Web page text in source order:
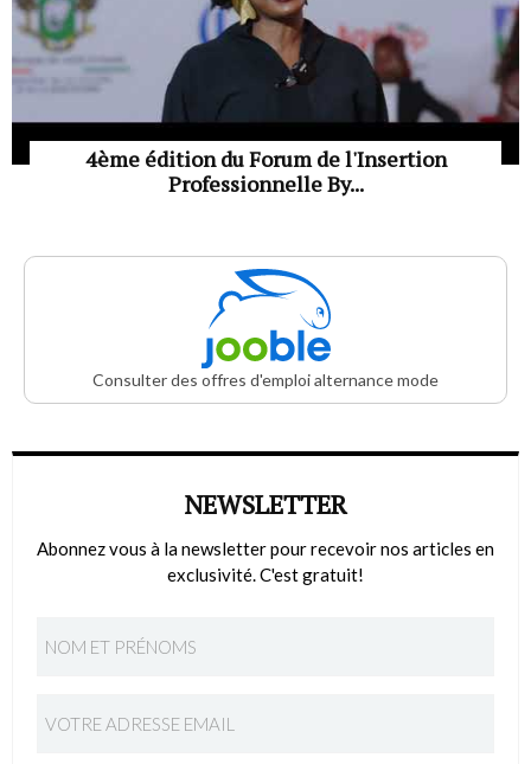
4ème édition du Forum de l'Insertion
Professionnelle By...
Consulter des offres d'emploi alternance mode
NEWSLETTER
Abonnez vous à la newsletter pour recevoir nos articles en
exclusivité. C'est gratuit!